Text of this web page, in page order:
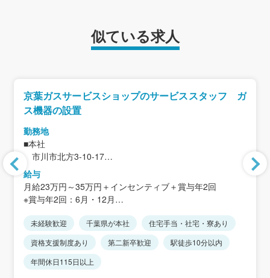
似ている求人
京葉ガスサービスショップのサービススタッフ ガ
ス機器の設置
勤務地
■本社
市川市北方3-10-17
※市川市内・鎌ヶ谷市内で異動の可能性あり
転居を伴う転勤はありません
＜アクセス＞
JR総武線「下総中山駅」より徒歩15分
※各店舗 車通勤応相談
給与
月給23万円～35万円＋インセンティブ＋賞与年2回
※賞与年2回：6月・12月
※経験・能力を考慮します。
＜モデル年収＞
入社1年目：年収370万円
未経験歓迎 千葉県が本社
住宅手当・社宅・寮あり
資格支援制度あり
第二新卒歓迎
駅徒歩10分以内
年間休日115日以上